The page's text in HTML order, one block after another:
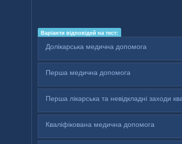
Варіанти відповідей на тест:
Долікарська медична допомога
Перша медична допомога
Перша лікарська та невідкладні заходи
Кваліфікована медична допомога